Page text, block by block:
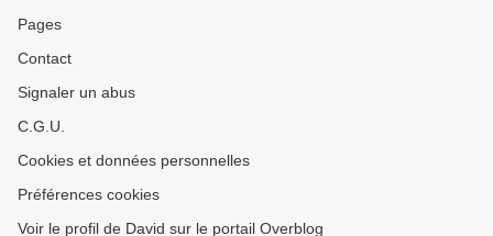
Pages
Contact
Signaler un abus
C.G.U.
Cookies et données personnelles
Préférences cookies
Voir le profil de David sur le portail Overblog